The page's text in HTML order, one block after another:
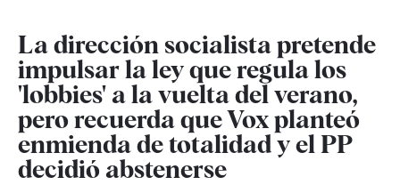
La dirección socialista pretende
impulsar la ley que regula los
'lobbies' a la vuelta del verano,
pero recuerda que Vox planteó
enmienda de totalidad y el PP
decidió abstenerse